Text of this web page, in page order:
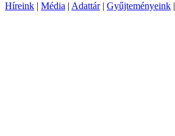
Híreink | Média | Adattár| Gyűjteményeink |